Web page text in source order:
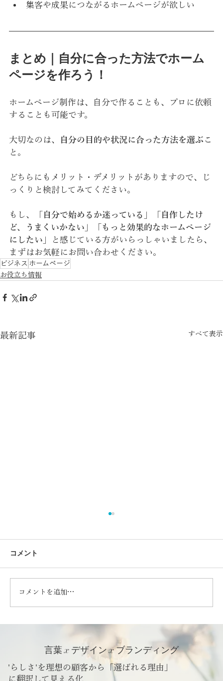
言葉 x デザイン x ブランディング
'らしさ'を理想の顧客から「選ばれる理由」
に翻訳して見える化
集客や成果につながるホームページが欲しい
まとめ｜自分に合った方法でホーム
ページを作ろう！
ホームページ制作は、自分で作ることも、プロに依頼
することも可能です。
大切なのは、 自分の目的や状況に合った方法を選ぶ こ
と。
どちらにもメリット・デメリットがありますので、じ
っくりと検討してみてください。
もし、
「自分で始めるか迷っている」「自作したけ
ど、うまくいかない」「もっと効果的なホームページ
にしたい」
と感じている方がいらっしゃいましたら、
まずはお気軽にお問い合わせください。
ビジネス ホームページ
お役立ち情報
最新記事 すべて表示
ビジネスを始める準備｜ホームページ？
チラシ？どっちを作る？
コメント
コメントを追加…